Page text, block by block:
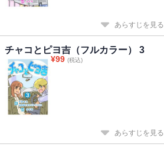
あらすじを見る
チャコとピヨ吉（フルカラー） 3
¥99 (税込)
あらすじを見る